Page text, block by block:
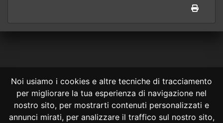
Noi usiamo i cookies e altre tecniche di tracciamento
per migliorare la tua esperienza di navigazione nel
nostro sito, per mostrarti contenuti personalizzati e
annunci mirati, per analizzare il traffico sul nostro sito,
CONSULTA ONLINE DAL 1995 -NOTE LEGALI
Consulta OnLine non ha prodotto e non è responsabile per i contenuti e